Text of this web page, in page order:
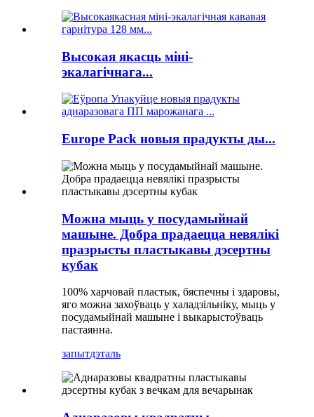
Высокая якасць міні-
экалагічнага...
Europe Pack новыя прадукты ды...
Можна мыць у посудамыйнай
машыне. Добра прадаецца невялікі
празрысты пластыкавы дэсертны
кубак
100% харчовай пластык, бяспечны і здаровы,
яго можна захоўваць у халадзільніку, мыць у
посудамыйнай машыне і выкарыстоўваць
пастаянна.
запытдэталь